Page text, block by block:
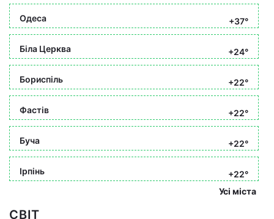
Одеса +37°
Біла Церква +24°
Бориспіль +22°
Фастів +22°
Буча +22°
Ірпінь
+22°
Усі міста
СВІТ